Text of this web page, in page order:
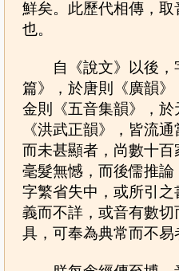
鮮矣。此歷代相傳，
也。
自《說文》以後，
篇》，於唐則《廣韻
金則《五音集韻》，於
《洪武正韻》，皆流
而未甚顯者，尚數十
毫髮無憾，而後儒推
字繁省失中，或所引
義而不詳，或音有數
具，可奉為典常而不易